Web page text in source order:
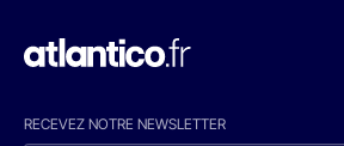
RECEVEZ NOTRE NEWSLETTER